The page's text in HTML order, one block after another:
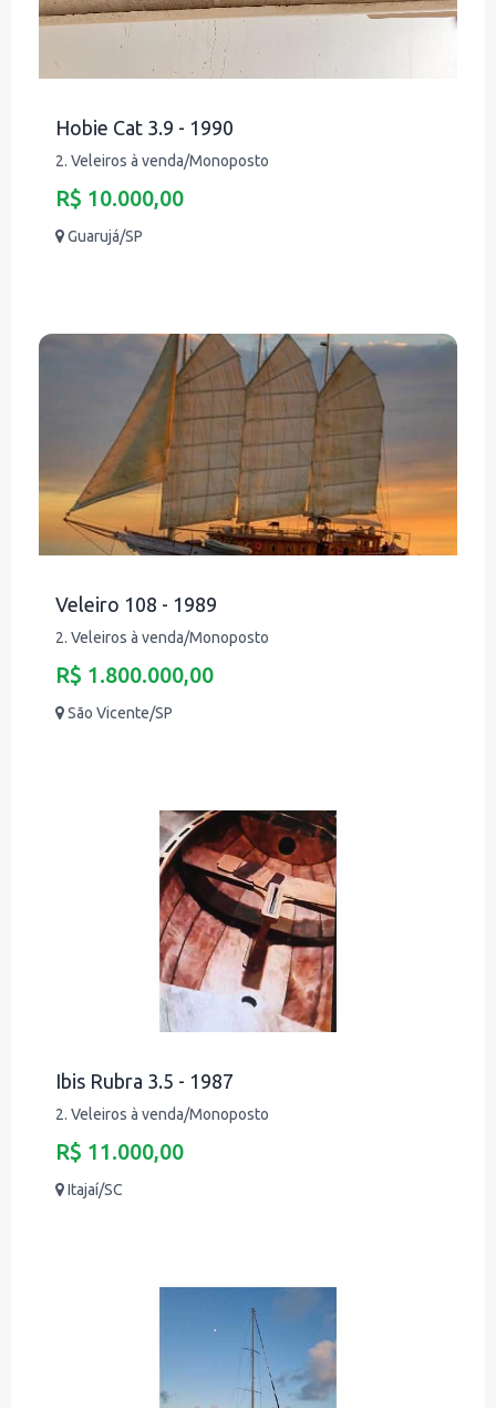
Hobie Cat 3.9 - 1990
2. Veleiros à venda/Monoposto
R$ 10.000,00
Guarujá/SP
Veleiro 108 - 1989
2. Veleiros à venda/Monoposto
R$ 1.800.000,00
São Vicente/SP
Ibis Rubra 3.5 - 1987
2. Veleiros à venda/Monoposto
R$ 11.000,00
Itajaí/SC